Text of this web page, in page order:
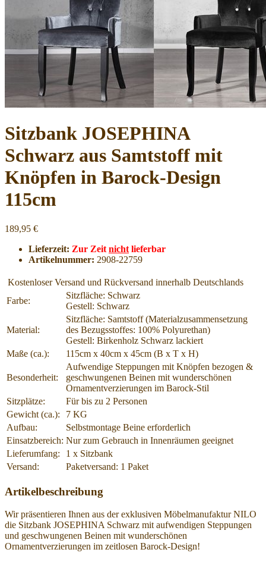
Sitzbank JOSEPHINA
Schwarz aus Samtstoff mit
Knöpfen in Barock-Design
115cm
189,95 €
Lieferzeit: Zur Zeit nicht lieferbar
Artikelnummer: 2908-22759
Kostenloser Versand und Rückversand innerhalb Deutschlands
Farbe:
Sitzfläche: Schwarz
Gestell: Schwarz
Material:
Sitzfläche: Samtstoff (Materialzusammensetzung
des Bezugsstoffes: 100% Polyurethan)
Gestell: Birkenholz Schwarz lackiert
Maße (ca.):
115cm x 40cm x 45cm (B x T x H)
Besonderheit:
Aufwendige Steppungen mit Knöpfen bezogen &
geschwungenen Beinen mit wunderschönen
Ornamentverzierungen im Barock-Stil
Sitzplätze:
Für bis zu 2 Personen
Gewicht (ca.):
7 KG
Aufbau:
Selbstmontage Beine erforderlich
Einsatzbereich: Nur zum Gebrauch in Innenräumen geeignet
Lieferumfang:
1 x Sitzbank
Versand:
Paketversand: 1 Paket
Artikelbeschreibung
Wir präsentieren Ihnen aus der exklusiven Möbelmanufaktur NILO
die Sitzbank JOSEPHINA Schwarz mit aufwendigen Steppungen
und geschwungenen Beinen mit wunderschönen
Ornamentverzierungen im zeitlosen Barock-Design!